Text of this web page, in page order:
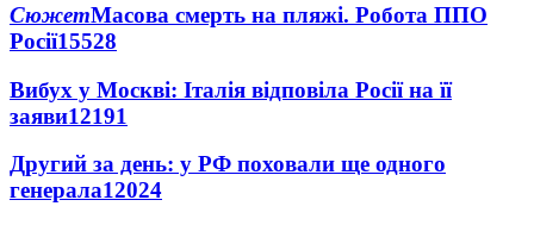
СюжетМасова смерть на пляжі. Робота ППО
Росії15528
Вибух у Москві: Італія відповіла Росії на її
заяви12191
Другий за день: у РФ поховали ще одного
генерала12024